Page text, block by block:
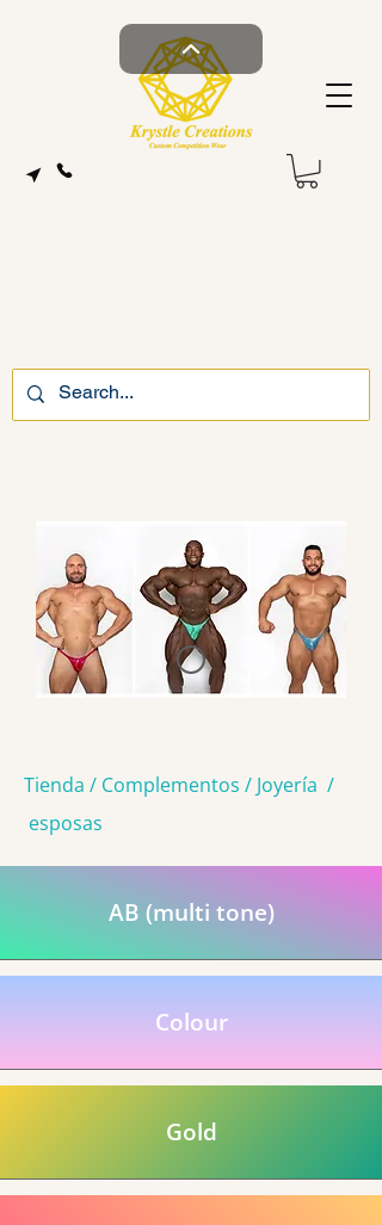
Tienda / Complementos / Joyería /
esposas
AB (multi tone)
Colour
Gold